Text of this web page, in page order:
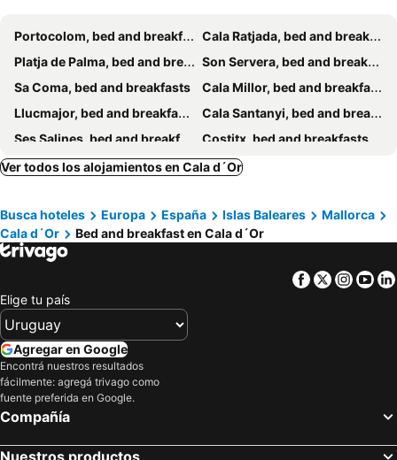
Portocolom, bed and breakfasts
Cala Ratjada, bed and breakfasts
Platja de Palma, bed and breakfasts
Son Servera, bed and breakfasts
Sa Coma, bed and breakfasts
Cala Millor, bed and breakfasts
Llucmajor, bed and breakfasts
Cala Santanyi, bed and breakfasts
Ses Salines, bed and breakfasts
Costitx, bed and breakfasts
Manacor, bed and breakfasts
Cala Murada, bed and breakfasts
Campos, bed and breakfasts
Petra, bed and breakfasts
Llubí, bed and breakfasts
Santanyí, bed and breakfasts
Felanitx, bed and breakfasts
Santa Margarita, bed and breakfasts
Artà, bed and breakfasts
Ver todos los alojamientos en Cala d´Or
Busca hoteles Europa España Islas Baleares
Mallorca
Cala d´Or
Bed and breakfast en Cala d´Or
Facebook
Twitter
Elige tu país
Agregar en Google
Encontrá nuestros resultados
fácilmente: agregá trivago como
fuente preferida en Google.
Compañía
Nuestros productos